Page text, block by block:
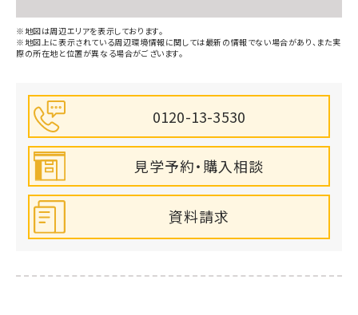
荒谷街区公園(750m)
荒谷街区公園：徒歩10分（750ｍ）
会沢内科クリニック(1200m)
※地図は周辺エリアを表示しております。
※地図上に表示されている周辺環境情報に関しては最新の情報でない場合があり、また実
際の所在地と位置が異なる場合がございます。
0120-13-3530
見学予約・購入相談
資料請求